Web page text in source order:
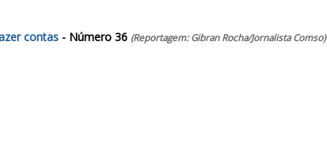
contas - Número 36 (Reportagem: Gibran Rocha/Jornalista Comso)